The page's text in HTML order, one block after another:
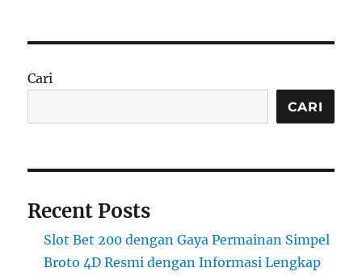
Cari
CARI
Recent Posts
Slot Bet 200 dengan Gaya Permainan Simpel
Broto 4D Resmi dengan Informasi Lengkap